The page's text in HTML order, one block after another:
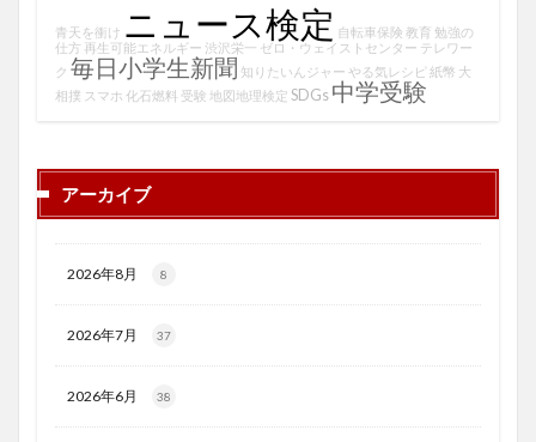
青天を衝け ニュース検定 自転車保険 教育 勉強の
仕方 再生可能エネルギー 渋沢栄一 ゼロ・ウェイストセンター テレワー
ク 毎日小学生新聞 知りたいんジャー やる気レシピ 紙幣 大
相撲 スマホ 化石燃料 受験 地図地理検定 SDGs 中学受験
アーカイブ
2026年8月 8
2026年7月 37
2026年6月 38